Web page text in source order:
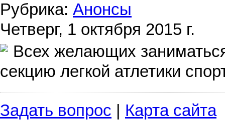
Рубрика: Анонсы
Четверг, 1 октября 2015 г.
Всех желающих
секцию легкой атлетики
Задать вопрос Карта сайта